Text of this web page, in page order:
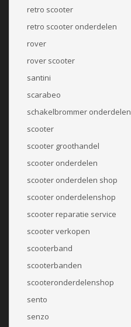
retro scooter
retro scooter onderdelen
rover
rover scooter
santini
scarabeo
schakelbrommer onderdelen
scooter
scooter groothandel
scooter onderdelen
scooter onderdelen shop
scooter onderdelenshop
scooter reparatie service
scooter verkopen
scooterband
scooterbanden
scooteronderdelenshop
sento
senzo